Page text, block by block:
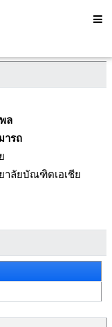
ล
ารถ
าลัยบัณฑิตเอเชีย